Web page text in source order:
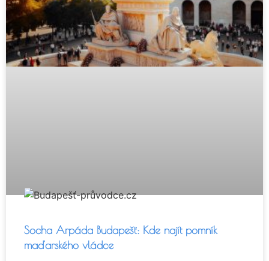
Socha Arpáda Budapešť: Kde najít pomník
maďarského vládce